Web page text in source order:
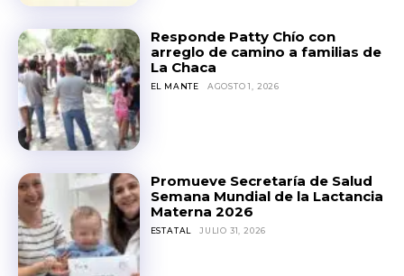
Responde Patty Chío con
arreglo de camino a familias de
La Chaca
EL MANTE AGOSTO 1, 2026
Promueve Secretaría de Salud
Semana Mundial de la Lactancia
Materna 2026
ESTATAL JULIO 31, 2026